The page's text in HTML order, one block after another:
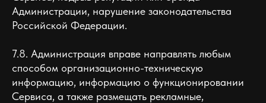
Администрации, нарушение законодательства
Российской Федерации.
7.8. Администрация вправе направлять любым
способом организационно-техническую
информацию, информацию о функционировании
Сервиса, а также размещать рекламные,